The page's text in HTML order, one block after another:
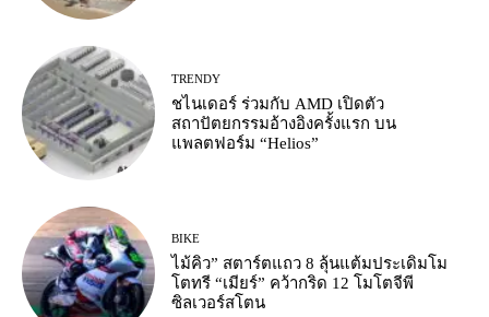
TRENDY
ชไนเดอร์ ร่วมกับ AMD เปิดตัว
สถาปัตยกรรมอ้างอิงครั้งแรก บน
แพลตฟอร์ม “Helios”
BIKE
ไม้คิว” สตาร์ตแถว 8 ลุ้นแต้มประเดิมโม
โตทรี “เมียร์” คว้ากริด 12 โมโตจีพี
ซิลเวอร์สโตน